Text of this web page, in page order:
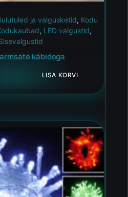
ja valgusketid, Kodu
, LED valgustid,
käbidega
LISA KORVI